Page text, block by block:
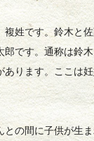
姓です。鈴木と
です。通称は鈴
ります。ここは
の間に子供が生